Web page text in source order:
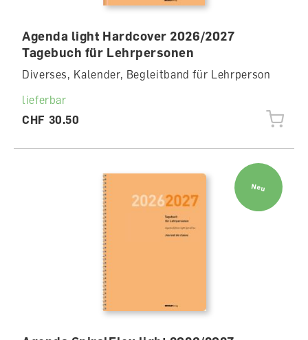
Agenda light Hardcover 2026/2027
Tagebuch für Lehrpersonen
Diverses, Kalender, Begleitband für Lehrperson
lieferbar
CHF 30.50
Neu